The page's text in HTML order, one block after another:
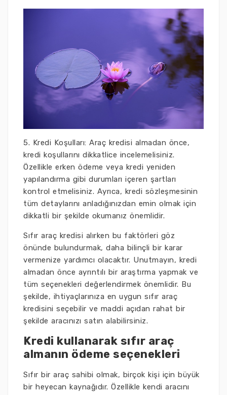
5. Kredi Koşulları: Araç kredisi almadan önce,
kredi koşullarını dikkatlice incelemelisiniz.
Özellikle erken ödeme veya kredi yeniden
yapılandırma gibi durumları içeren şartları
kontrol etmelisiniz. Ayrıca, kredi sözleşmesinin
tüm detaylarını anladığınızdan emin olmak için
dikkatli bir şekilde okumanız önemlidir.
Sıfır araç kredisi alırken bu faktörleri göz
önünde bulundurmak, daha bilinçli bir karar
vermenize yardımcı olacaktır. Unutmayın, kredi
almadan önce ayrıntılı bir araştırma yapmak ve
tüm seçenekleri değerlendirmek önemlidir. Bu
şekilde, ihtiyaçlarınıza en uygun sıfır araç
kredisini seçebilir ve maddi açıdan rahat bir
şekilde aracınızı satın alabilirsiniz.
Kredi kullanarak sıfır araç
almanın ödeme seçenekleri
Sıfır bir araç sahibi olmak, birçok kişi için büyük
bir heyecan kaynağıdır. Özellikle kendi aracını